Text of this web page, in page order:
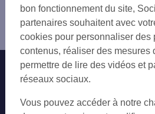
Propriano
Nos engagements
Autres sites SG
bon fonctionnement du site,
partenaires souhaitent avec
cookies pour personnaliser des
contenus, réaliser des mesures
permettre de lire des vidéos et
réseaux sociaux.
Vous pouvez accéder à notre